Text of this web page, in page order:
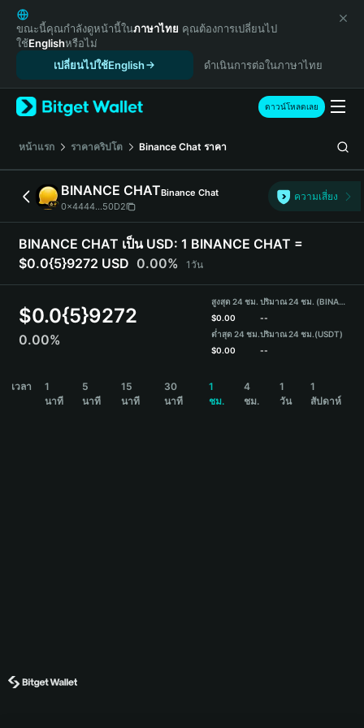
English
日本語
Tiếng Việt
Español (Latinoamérica)
Türkçe
Français
Deutsch
简体中文
繁體中文
Português (Portugal)
Bahasa Indonesia
ภาษาไทย
हिन्दी
Español
Português (Brasil)
ขณะนี้คุณกำลังดูหน้านี้ในภาษาไทย คุณต้องการเปลี่ยนไป
ใช้Englishหรือไม่
เปลี่ยนไปใช้English
ดำเนินการต่อในภาษาไทย
ดาวน์โหลดเลย
หน้าแรก ราคาคริปโต Binance Chat ราคา
BINANCE CHATBinance Chat
0x4444...50D2
ความเสี่ยง
BINANCE CHAT เป็น USD: 1 BINANCE CHAT =
$0.0{5}9272 USD 0.00% 1วัน
$0.0{5}9272
0.00%
สูงสุด 24 ชม.
$0.00
ต่ำสุด 24 ชม.
$0.00
ปริมาณ 24 ชม. (BINANCE CHAT)
--
ปริมาณ 24 ชม.(USDT)
--
เวลา
1
นาที
5
นาที
15
นาที
30
นาที
1
ชม.
4
ชม.
1
วัน
1
สัปดาห์